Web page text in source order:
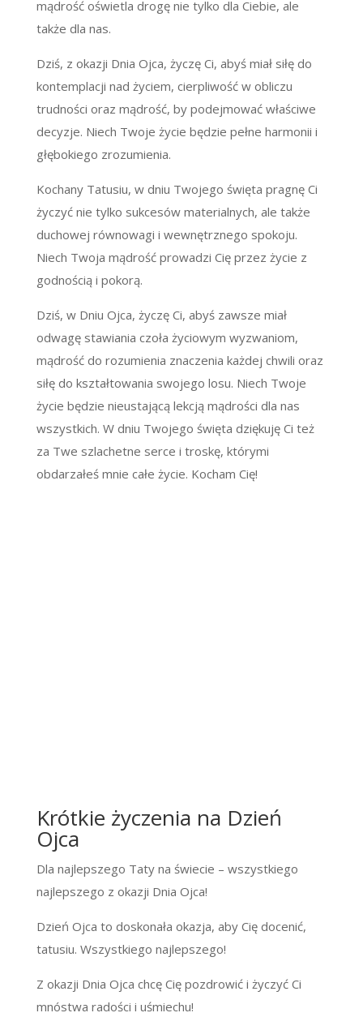
mądrość oświetla drogę nie tylko dla Ciebie, ale
także dla nas.
Dziś, z okazji Dnia Ojca, życzę Ci, abyś miał siłę do
kontemplacji nad życiem, cierpliwość w obliczu
trudności oraz mądrość, by podejmować właściwe
decyzje. Niech Twoje życie będzie pełne harmonii i
głębokiego zrozumienia.
Kochany Tatusiu, w dniu Twojego święta pragnę Ci
życzyć nie tylko sukcesów materialnych, ale także
duchowej równowagi i wewnętrznego spokoju.
Niech Twoja mądrość prowadzi Cię przez życie z
godnością i pokorą.
Dziś, w Dniu Ojca, życzę Ci, abyś zawsze miał
odwagę stawiania czoła życiowym wyzwaniom,
mądrość do rozumienia znaczenia każdej chwili oraz
siłę do kształtowania swojego losu. Niech Twoje
życie będzie nieustającą lekcją mądrości dla nas
wszystkich. W dniu Twojego święta dziękuję Ci też
za Twe szlachetne serce i troskę, którymi
obdarzałeś mnie całe życie. Kocham Cię!
Krótkie życzenia na Dzień
Ojca
Dla najlepszego Taty na świecie – wszystkiego
najlepszego z okazji Dnia Ojca!
Dzień Ojca to doskonała okazja, aby Cię docenić,
tatusiu. Wszystkiego najlepszego!
Z okazji Dnia Ojca chcę Cię pozdrowić i życzyć Ci
mnóstwa radości i uśmiechu!